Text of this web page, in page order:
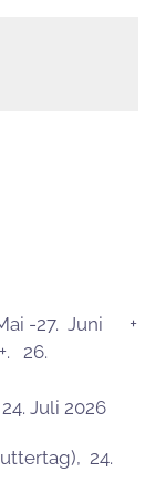
-27. Juni +
26.
24. Juli 2026
24.